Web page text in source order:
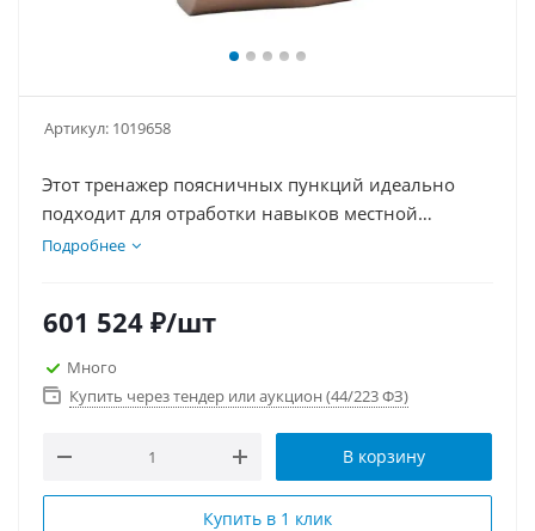
Артикул: 1019658
Этот тренажер поясничных пункций идеально
подходит для отработки навыков местной
анестезии, асептических действий, введения иглы
специалистами врачебных специальностей.
Подробнее
601 524 ₽/шт
Много
Купить через тендер или аукцион (44/223 ФЗ)
В корзину
Купить в 1 клик